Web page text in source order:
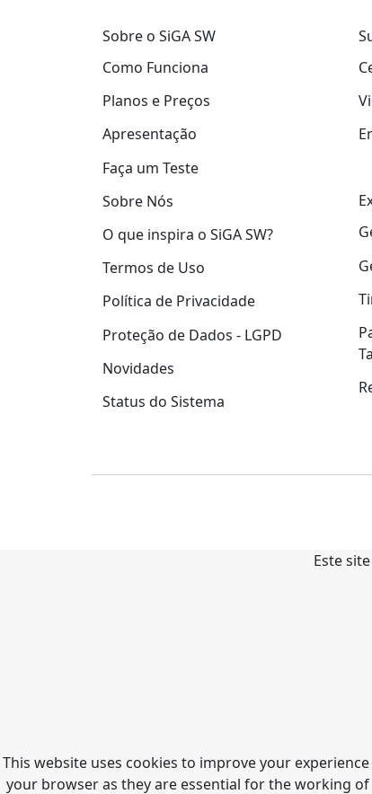
Sobre o SiGA SW
Como Funciona
Planos e Preços
Apresentação
Faça um Teste
Sobre Nós
O que inspira o SiGA SW?
Termos de Uso
Política de Privacidade
Proteção de Dados - LGPD
Novidades
Status do Sistema
Este
This website uses cookies to improve your
your browser as they are essential for the working